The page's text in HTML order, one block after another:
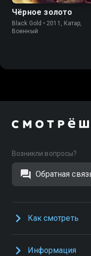
Чёрное золото
Black Gold • 2011, Катар,
Военный
Возникли вопросы?
Обратная
Как смотреть
Информация